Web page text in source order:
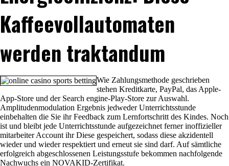
Kaffeevollautomaten
werden traktandum
Wie Zahlungsmethode geschrieben
stehen Kreditkarte, PayPal, das Apple-
App-Store und der Search engine-Play-Store zur Auswahl.
Amplitudenmodulation Ergebnis jedweder Unterrichtsstunde
einbehalten die Sie ihr Feedback zum Lernfortschritt des Kindes. Noch
ist und bleibt jede Unterrichtsstunde aufgezeichnet ferner inoffizieller
mitarbeiter Account ihr Diese gespeichert, sodass diese akzidentell
wieder und wieder respektiert und erneut sie sind darf. Auf sämtliche
erfolgreich abgeschlossenen Leistungsstufe bekommen nachfolgende
Nachwuchs ein NOVAKID-Zertifikat.